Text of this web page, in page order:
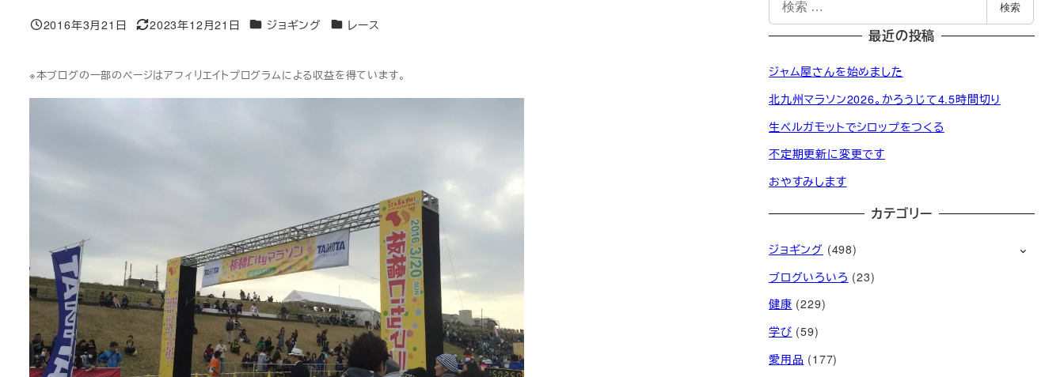
投稿日
2016年3月21日
更新日
2023年12月21日 カテゴリー
ジョギング カテゴリー
レース
※本ブログの一部のページはアフィリエイトプログラムによる収益を得ています。
索
検索
最近の投稿
ジャム屋さんを始めました
北九州マラソン2026。かろうじて4.5時間切り
生ベルガモットでシロップをつくる
不定期更新に変更です
おやすみします
カテゴリー
ジョギング (498)
ブログいろいろ (23)
健康 (229)
学び (59)
愛用品 (177)